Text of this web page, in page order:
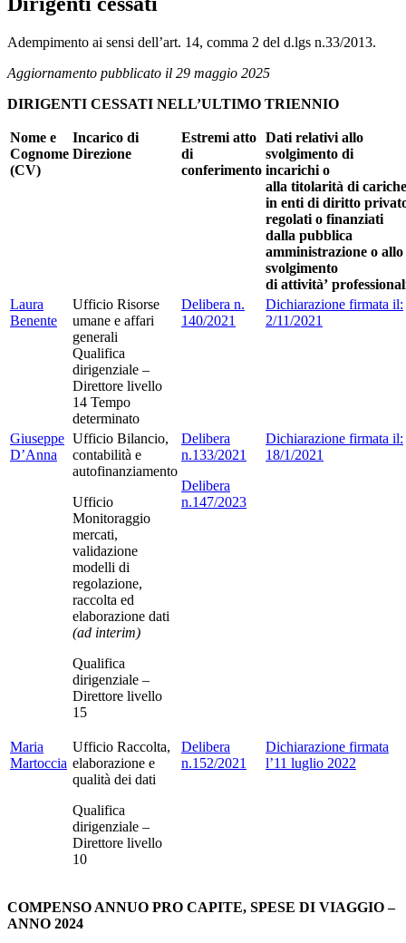
Adempimento ai sensi dell’art. 14, comma 2 del d.lgs n.33/2013.
Aggiornamento pubblicato il 29 maggio 2025
DIRIGENTI CESSATI NELL’ULTIMO TRIENNIO
Nome e
Cognome
(CV)
Incarico di
Direzione
Estremi atto
di
conferimento
Dati relativi allo
svolgimento di
incarichi o
alla titolarità di cariche
in enti di diritto
regolati o finanziati
dalla pubblica
amministrazione o allo
svolgimento
di attività’
Laura
Benente
Ufficio Risorse
umane e affari
generali
Qualifica
dirigenziale –
Direttore livello
14 Tempo
determinato
Delibera n.
140/2021
Dichiarazione firmata il:
2/11/2021
Giuseppe
D’Anna
Ufficio Bilancio,
contabilità e
autofinanziamento
Ufficio
Monitoraggio
mercati,
validazione
modelli di
regolazione,
raccolta ed
elaborazione dati
(ad interim)
Qualifica
dirigenziale –
Direttore livello
15
Delibera
n.133/2021
Delibera
n.147/2023
Dichiarazione firmata il:
18/1/2021
Maria
Martoccia
Ufficio Raccolta,
elaborazione e
qualità dei dati
Qualifica
dirigenziale –
Direttore livello
10
Delibera
n.152/2021
Dichiarazione firmata
l’11 luglio 2022
COMPENSO ANNUO PRO CAPITE, SPESE DI VIAGGIO –
ANNO 2024